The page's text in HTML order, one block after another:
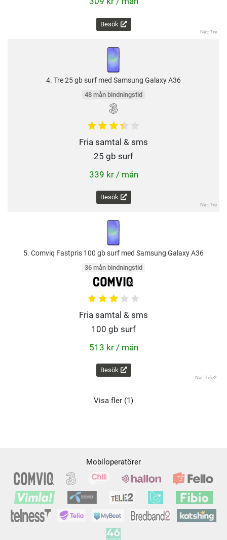
Besök
Nät: Tre
4. Tre 25 gb surf med Samsung Galaxy A36
48 mån bindningstid
Fria samtal & sms
25 gb surf
339 kr / mån
Besök
Nät: Tre
5. Comviq Fastpris 100 gb surf med Samsung Galaxy A36
36 mån bindningstid
Fria samtal & sms
100 gb surf
513 kr / mån
Besök
Nät: Tele2
Visa fler (1)
Mobiloperatörer